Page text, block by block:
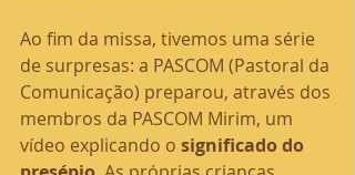
Ao fim da missa, tivemos uma série
de surpresas: a PASCOM (Pastoral da
Comunicação) preparou, através dos
membros da PASCOM Mirim, um
vídeo explicando o significado do